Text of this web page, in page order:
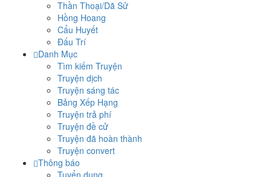
Thần Thoại/Dã Sử
Hồng Hoang
Cẩu Huyết
Đấu Trí
Danh Mục
Tìm kiếm Truyện
Truyện dịch
Truyện sáng tác
Bảng Xếp Hạng
Truyện trả phí
Truyện đề cử
Truyện đã hoàn thành
Truyện convert
Thông báo
Tuyển dụng